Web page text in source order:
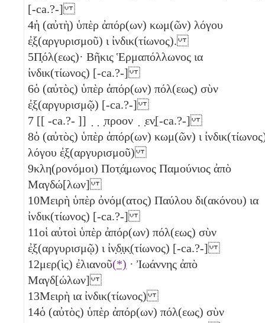
[-ca.?-]
4ἡ (αὐτὴ) ὑπὲρ ἀπόρ(ων) κωμ(ῶν) λόγου
ἐ̣ξ(αργυρισμοῦ) ι ἰνδικ(τίωνος).
5Π̣όλ(εως)· Βῆκις Ἑρμαπόλλωνος ια
ἰνδικ(τίωνος) [-ca.?-]
6ὁ (αὐτὸς) ὑπὲρ ἀπόρ(ων) πόλ(εως) σὺν
ἐ̣ξ(αργυρισμῷ) [-ca.?-]
7 [[ -ca.?- ]] ̣ ̣ ̣προον ̣ ̣εν̣[-ca.?-]
8ὁ (αὐτὸς) ὑπὲρ ἀπόρ(ων) κωμ(ῶν) ι
λόγου ἐ̣ξ(αργυρισμοῦ)
9κλη(ρονόμοι) Ποτ̣ά̣μωνος Παμούνιος ἀπὸ
Μαγδώ[λων]
10Μειρὴ ὑπὲρ ὀνόμ(ατος) Παύλου δι(ακόνου) ια
ἰνδικ(τίωνος) [-ca.?-]
11οἱ αὐτοὶ ὑπὲρ ἀπόρ(ων) πόλ(εως) σὺν
ἐ̣ξ(αργυρισμῷ) ι ἰν̣δ̣ι̣κ̣(τίωνος) [-ca.?-]
12μερ(ὶς) ἐλιανοῦ(*) · Ἰωάννης ἀπὸ
Μαγδ[ώλων]
13Μειρὴ ια ἰνδικ(τίωνος)
14ὁ (αὐτὸς) ὑπὲρ ἀπόρ(ων) πόλ(εως) σὺν